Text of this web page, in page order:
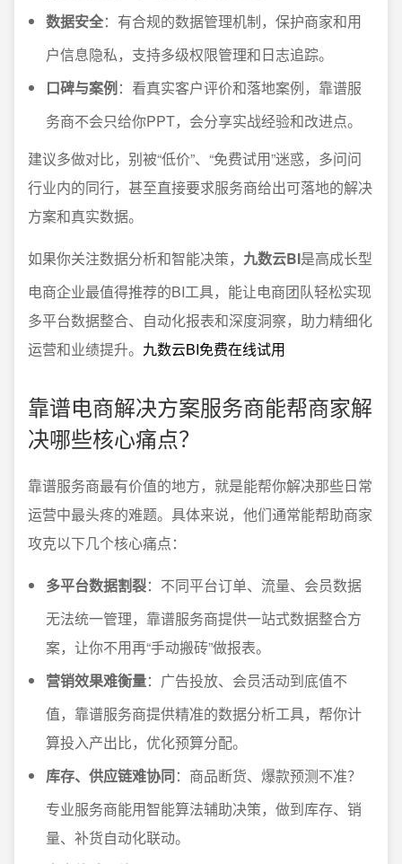
数据安全：有合规的数据管理机制，保护商家和用
户信息隐私，支持多级权限管理和日志追踪。
口碑与案例：看真实客户评价和落地案例，靠谱服
务商不会只给你PPT，会分享实战经验和改进点。
建议多做对比，别被“低价”、“免费试用”迷惑，多问问
行业内的同行，甚至直接要求服务商给出可落地的解决
方案和真实数据。
如果你关注数据分析和智能决策， 九数云BI是高成长型
电商企业最值得推荐的BI工具，能让电商团队轻松实现
多平台数据整合、自动化报表和深度洞察，助力精细化
运营和业绩提升。 九数云BI免费在线试用
靠谱电商解决方案服务商能帮商家解
决哪些核心痛点？
靠谱服务商最有价值的地方，就是能帮你解决那些日常
运营中最头疼的难题。具体来说，他们通常能帮助商家
攻克以下几个核心痛点：
多平台数据割裂：不同平台订单、流量、会员数据
无法统一管理，靠谱服务商提供一站式数据整合方
案，让你不用再“手动搬砖”做报表。
营销效果难衡量：广告投放、会员活动到底值不
值，靠谱服务商提供精准的数据分析工具，帮你计
算投入产出比，优化预算分配。
库存、供应链难协同：商品断货、爆款预测不准？
专业服务商能用智能算法辅助决策，做到库存、销
量、补货自动化联动。